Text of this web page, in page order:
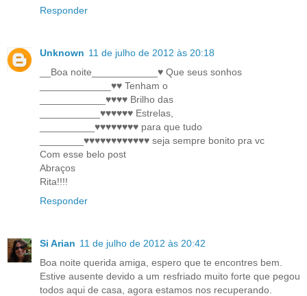
Responder
Unknown 11 de julho de 2012 às 20:18
__Boa noite____________♥ Que seus sonhos
_____________♥♥ Tenham o
____________♥♥♥♥ Brilho das
___________♥♥♥♥♥♥ Estrelas,
__________♥♥♥♥♥♥♥♥ para que tudo
________♥♥♥♥♥♥♥♥♥♥♥♥ seja sempre bonito pra vc
Com esse belo post
Abraços
Rita!!!!
Responder
Si Arian 11 de julho de 2012 às 20:42
Boa noite querida amiga, espero que te encontres bem.
Estive ausente devido a um resfriado muito forte que pegou
todos aqui de casa, agora estamos nos recuperando.